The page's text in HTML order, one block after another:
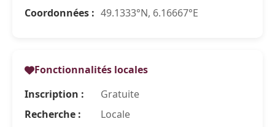
Coordonnées : 49.1333°N, 6.16667°E
Fonctionnalités locales
Inscription :
Gratuite
Recherche :
Locale